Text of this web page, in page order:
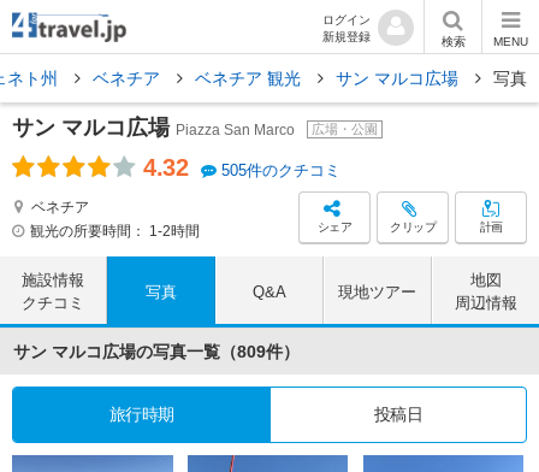
ログイン
新規登録
検索 MENU
ネト州 ベネチア ベネチア 観光 サン マルコ広場 写真
サン マルコ広場 Piazza San Marco 広場・公園
4.32 505件のクチコミ
ベネチア
観光の所要時間：
1-2時間 シェア クリップ 計画
施設情報
クチコミ
写真 Q&A 現地ツアー
地図
周辺情報
サン マルコ広場の写真一覧（809件）
旅行時期 投稿日